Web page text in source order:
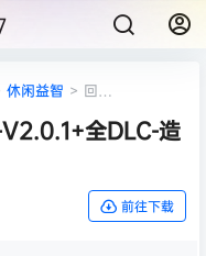
休闲益智 > 回
全DLC-造
前往下载